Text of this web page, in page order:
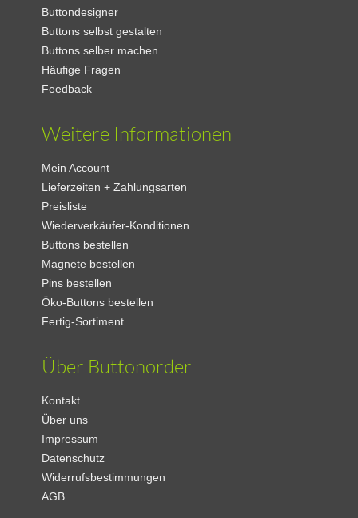
Buttondesigner
Buttons selbst gestalten
Buttons selber machen
Häufige Fragen
Feedback
Weitere Informationen
Mein Account
Lieferzeiten + Zahlungsarten
Preisliste
Wiederverkäufer-Konditionen
Buttons bestellen
Magnete bestellen
Pins bestellen
Öko-Buttons bestellen
Fertig-Sortiment
Über Buttonorder
Kontakt
Über uns
Impressum
Datenschutz
Widerrufsbestimmungen
AGB